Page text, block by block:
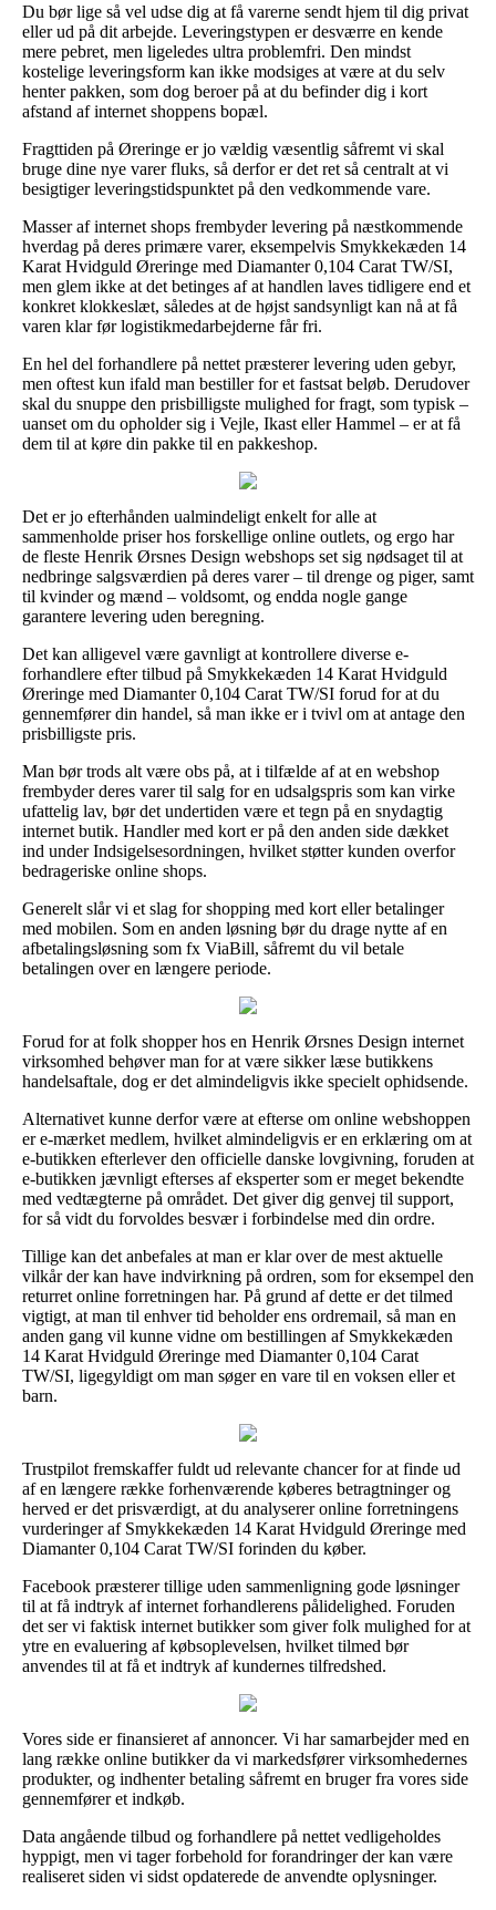
Du bør lige så vel udse dig at få varerne sendt hjem til dig privat
eller ud på dit arbejde. Leveringstypen er desværre en kende
mere pebret, men ligeledes ultra problemfri. Den mindst
kostelige leveringsform kan ikke modsiges at være at du selv
henter pakken, som dog beroer på at du befinder dig i kort
afstand af internet shoppens bopæl.
Fragttiden på Øreringe er jo vældig væsentlig såfremt vi skal
bruge dine nye varer fluks, så derfor er det ret så centralt at vi
besigtiger leveringstidspunktet på den vedkommende vare.
Masser af internet shops frembyder levering på næstkommende
hverdag på deres primære varer, eksempelvis Smykkekæden 14
Karat Hvidguld Øreringe med Diamanter 0,104 Carat TW/SI,
men glem ikke at det betinges af at handlen laves tidligere end et
konkret klokkeslæt, således at de højst sandsynligt kan nå at få
varen klar før logistikmedarbejderne får fri.
En hel del forhandlere på nettet præsterer levering uden gebyr,
men oftest kun ifald man bestiller for et fastsat beløb. Derudover
skal du snuppe den prisbilligste mulighed for fragt, som typisk –
uanset om du opholder sig i Vejle, Ikast eller Hammel – er at få
dem til at køre din pakke til en pakkeshop.
Det er jo efterhånden ualmindeligt enkelt for alle at
sammenholde priser hos forskellige online outlets, og ergo har
de fleste Henrik Ørsnes Design webshops set sig nødsaget til at
nedbringe salgsværdien på deres varer – til drenge og piger, samt
til kvinder og mænd – voldsomt, og endda nogle gange
garantere levering uden beregning.
Det kan alligevel være gavnligt at kontrollere diverse e-
forhandlere efter tilbud på Smykkekæden 14 Karat Hvidguld
Øreringe med Diamanter 0,104 Carat TW/SI forud for at du
gennemfører din handel, så man ikke er i tvivl om at antage den
prisbilligste pris.
Man bør trods alt være obs på, at i tilfælde af at en webshop
frembyder deres varer til salg for en udsalgspris som kan virke
ufattelig lav, bør det undertiden være et tegn på en snydagtig
internet butik. Handler med kort er på den anden side dækket
ind under Indsigelsesordningen, hvilket støtter kunden overfor
bedrageriske online shops.
Generelt slår vi et slag for shopping med kort eller betalinger
med mobilen. Som en anden løsning bør du drage nytte af en
afbetalingsløsning som fx ViaBill, såfremt du vil betale
betalingen over en længere periode.
Forud for at folk shopper hos en Henrik Ørsnes Design internet
virksomhed behøver man for at være sikker læse butikkens
handelsaftale, dog er det almindeligvis ikke specielt ophidsende.
Alternativet kunne derfor være at efterse om online webshoppen
er e-mærket medlem, hvilket almindeligvis er en erklæring om at
e-butikken efterlever den officielle danske lovgivning, foruden at
e-butikken jævnligt efterses af eksperter som er meget bekendte
med vedtægterne på området. Det giver dig genvej til support,
for så vidt du forvoldes besvær i forbindelse med din ordre.
Tillige kan det anbefales at man er klar over de mest aktuelle
vilkår der kan have indvirkning på ordren, som for eksempel den
returret online forretningen har. På grund af dette er det tilmed
vigtigt, at man til enhver tid beholder ens ordremail, så man en
anden gang vil kunne vidne om bestillingen af Smykkekæden
14 Karat Hvidguld Øreringe med Diamanter 0,104 Carat
TW/SI, ligegyldigt om man søger en vare til en voksen eller et
barn.
Trustpilot fremskaffer fuldt ud relevante chancer for at finde ud
af en længere række forhenværende køberes betragtninger og
herved er det prisværdigt, at du analyserer online forretningens
vurderinger af Smykkekæden 14 Karat Hvidguld Øreringe med
Diamanter 0,104 Carat TW/SI forinden du køber.
Facebook præsterer tillige uden sammenligning gode løsninger
til at få indtryk af internet forhandlerens pålidelighed. Foruden
det ser vi faktisk internet butikker som giver folk mulighed for at
ytre en evaluering af købsoplevelsen, hvilket tilmed bør
anvendes til at få et indtryk af kundernes tilfredshed.
Vores side er finansieret af annoncer. Vi har samarbejder med en
lang række online butikker da vi markedsfører virksomhedernes
produkter, og indhenter betaling såfremt en bruger fra vores side
gennemfører et indkøb.
Data angående tilbud og forhandlere på nettet vedligeholdes
hyppigt, men vi tager forbehold for forandringer der kan være
realiseret siden vi sidst opdaterede de anvendte oplysninger.